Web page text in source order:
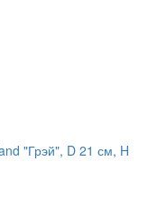
"Грэй", D 21 см, H